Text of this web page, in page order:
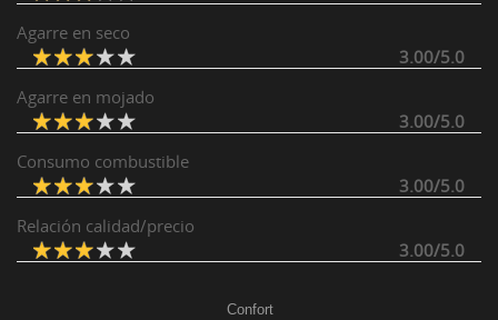
Agarre en seco
3.00/5.0
Agarre en mojado
3.00/5.0
Consumo combustible
3.00/5.0
Relación calidad/precio
3.00/5.0
Confort